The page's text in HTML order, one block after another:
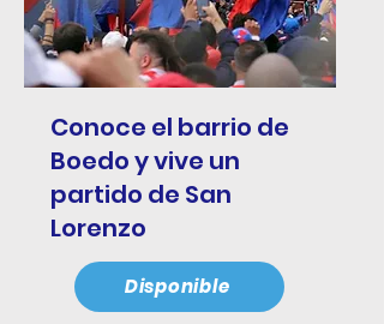
Conoce el barrio de
Boedo y vive un
partido de San
Lorenzo
Disponible